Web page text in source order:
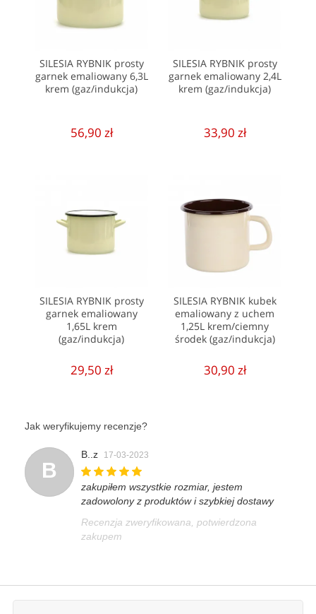
SILESIA RYBNIK prosty
garnek emaliowany 6,3L
krem (gaz/indukcja)
56,90 zł
SILESIA RYBNIK prosty
garnek emaliowany 2,4L
krem (gaz/indukcja)
33,90 zł
SILESIA RYBNIK prosty
garnek emaliowany
1,65L krem
(gaz/indukcja)
29,50 zł
SILESIA RYBNIK kubek
emaliowany z uchem
1,25L krem/ciemny
środek (gaz/indukcja)
30,90 zł
Jak weryfikujemy recenzje?
B
B..z 17-03-2023
zakupiłem wszystkie rozmiar, jestem
zadowolony z produktów i szybkiej dostawy
Recenzja zweryfikowana, potwierdzona
zakupem